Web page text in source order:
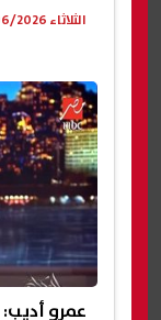
الثلاثاء 09/06/2026 09:35 م
عمرو أديب: